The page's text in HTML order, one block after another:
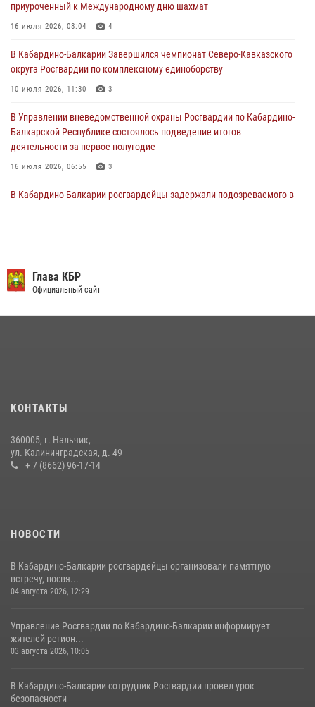
Управление Росгвардии по Кабардино-Балкарской Республике
информирует
В Кабардино-Балкарии нештатные инструктора подразделений
Росгвардии отработали профессиональные навыки
приуроченный к Международному дню шахмат
16 июля 2026, 08:04 4
В Кабардино-Балкарии Завершился чемпионат Северо-Кавказского
округа Росгвардии по комплексному единоборству
10 июля 2026, 11:30 3
В Управлении вневедомственной охраны Росгвардии по Кабардино-
Балкарской Республике состоялось подведение итогов
деятельности за первое полугодие
16 июля 2026, 06:55 3
В Кабардино-Балкарии росгвардейцы задержали подозреваемого в
округе Росгвардии
09 июля 2026, 08:36
В Кабардино-Балкарии при силовой поддержке Росгвардии изъяты
оружие и наркотические средства
Глава КБР
Официальный сайт
КОНТАКТЫ
360005, г. Нальчик,
ул. Калининградская, д. 49
+ 7 (8662) 96-17-14
НОВОСТИ
В Кабардино-Балкарии росгвардейцы организовали памятную
встречу, посвя...
04 августа 2026, 12:29
Управление Росгвардии по Кабардино-Балкарии информирует
жителей регион...
03 августа 2026, 10:05
В Кабардино‑Балкарии сотрудник Росгвардии провел урок
безопасности